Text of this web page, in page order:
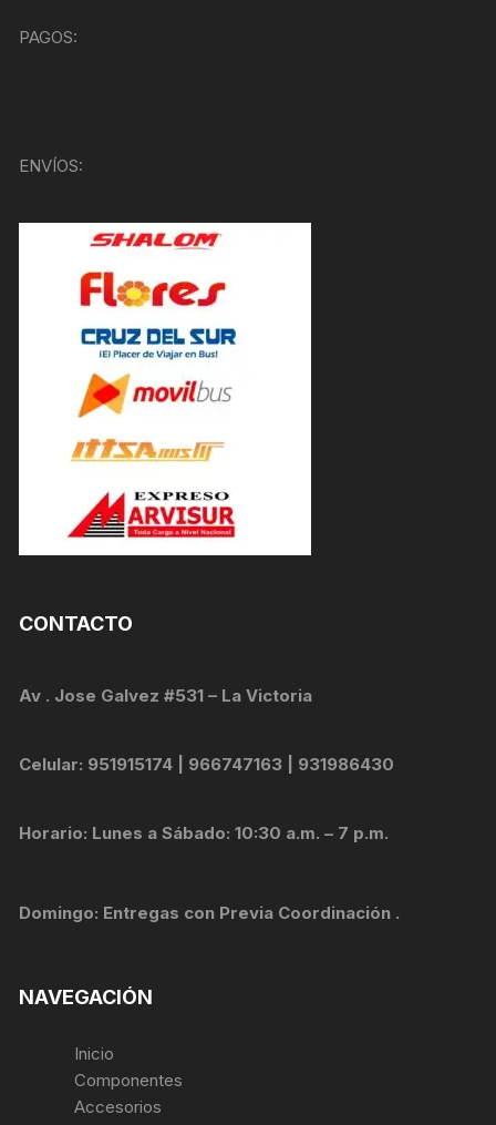
PAGOS:
ENVÍOS:
CONTACTO
Av . Jose Galvez #531 – La Victoria
Celular: 951915174 | 966747163 | 931986430
Horario: Lunes a Sábado: 10:30 a.m. – 7 p.m.
Domingo: Entregas con Previa Coordinación .
NAVEGACIÓN
Inicio
Componentes
Accesorios